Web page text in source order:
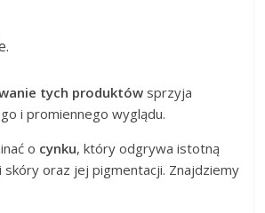
tych produktów sprzyja
i promiennego wyglądu.
o cynku, który odgrywa istotną
oraz jej pigmentacji. Znajdziemy